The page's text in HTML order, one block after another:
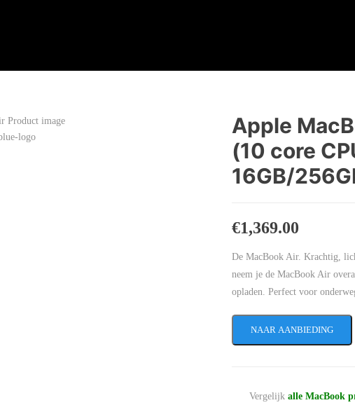
Apple
(10 core
16GB/
€1,369.00
De MacBook Air. Krachtig,
neem je de MacBook Air
opladen. Perfect voor
NAAR AANBIEDING
Vergelijk alle MacBook